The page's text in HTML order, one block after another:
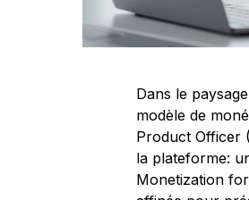
Dans le
modèle de
Product Officer
la plateforme:
Monetization